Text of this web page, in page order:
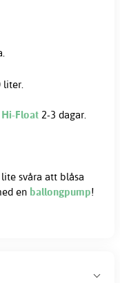
liter.
Hi-Float 2-3 dagar.
svåra att blåsa
en ballongpump!